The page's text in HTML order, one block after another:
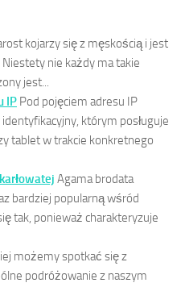
kojarzy się z męskością i jest
nie każdy ma takie
jest...
IP Pod pojęciem adresu IP
którym posługuje
tablet w trakcie konkretnego
Agama brodata
bardziej popularną wśród
tak, ponieważ charakteryzuje
możemy spotkać się z
podróżowanie z naszym